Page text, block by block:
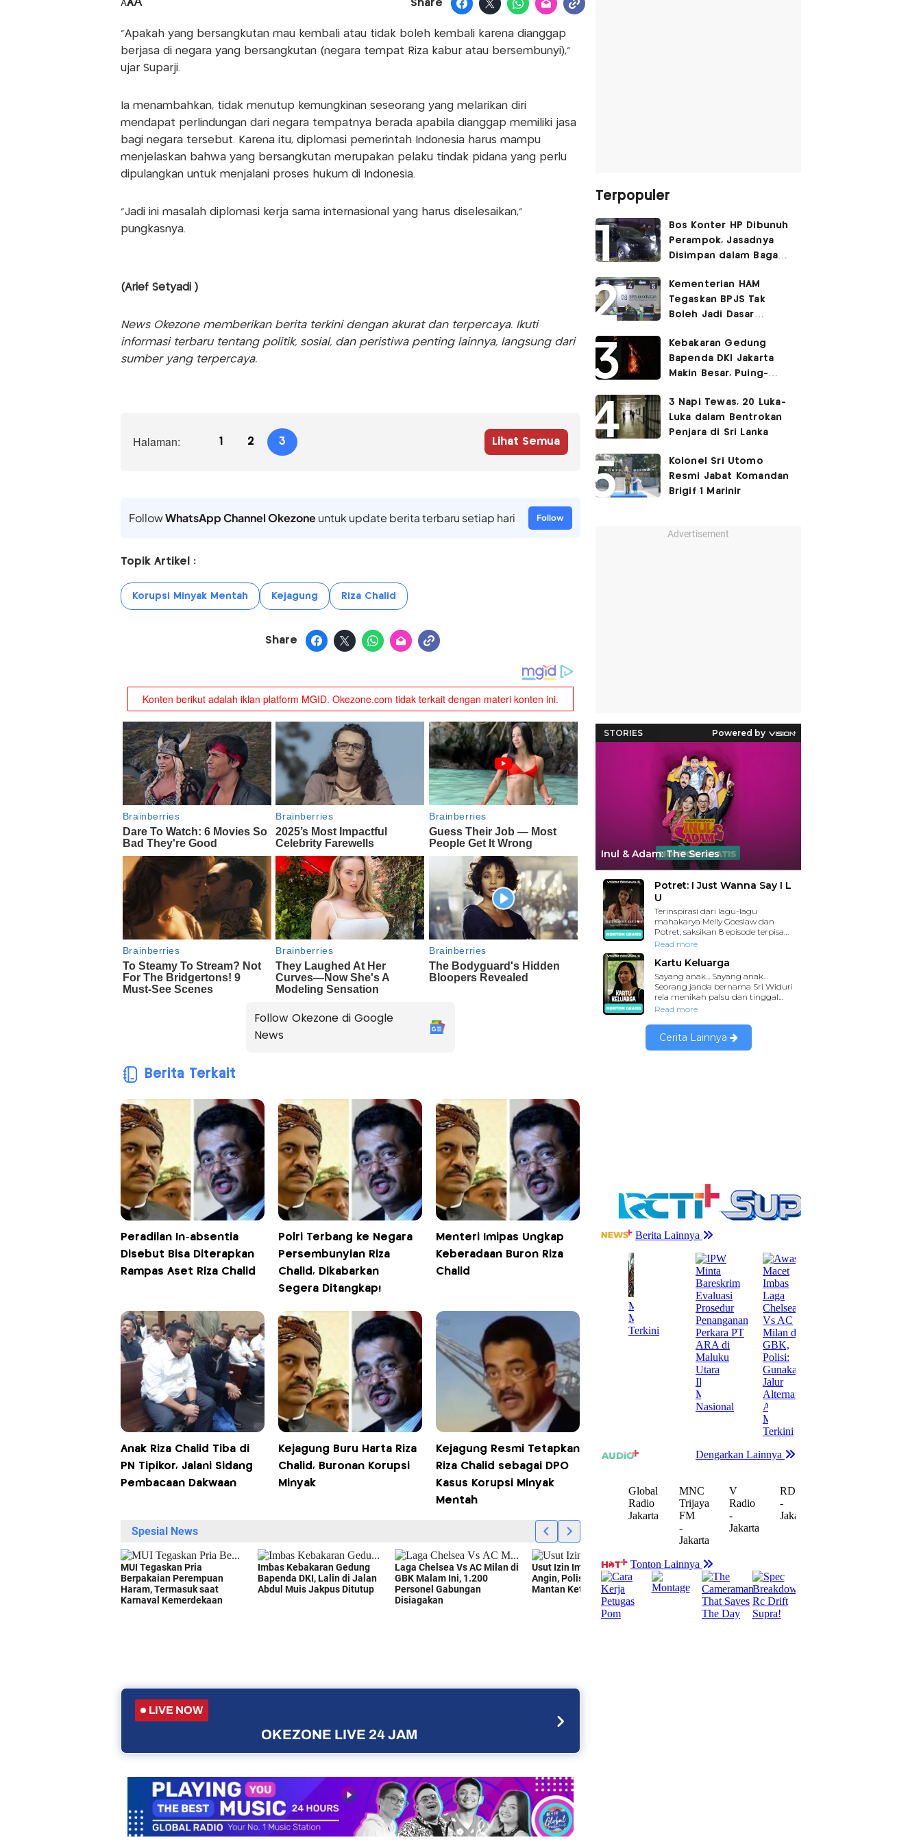
AA Share
“Apakah yang bersangkutan mau kembali atau tidak boleh kembali karena dianggap
berjasa di negara yang bersangkutan (negara tempat Riza kabur atau bersembunyi),"
ujar Suparji.
Ia menambahkan, tidak menutup kemungkinan seseorang yang melarikan diri
mendapat perlindungan dari negara tempatnya berada apabila dianggap memiliki jasa
bagi negara tersebut. Karena itu, diplomasi pemerintah Indonesia harus mampu
menjelaskan bahwa yang bersangkutan merupakan pelaku tindak pidana yang perlu
dipulangkan untuk menjalani proses hukum di Indonesia.
“Jadi ini masalah diplomasi kerja sama internasional yang harus diselesaikan,”
pungkasnya.
(Arief Setyadi )
News Okezone memberikan berita terkini dengan akurat dan terpercaya. Ikuti
informasi terbaru tentang politik, sosial, dan peristiwa penting lainnya, langsung dari
sumber yang terpercaya.
Halaman: 1 2 3 Lihat Semua
FollowWhatsApp Channel Okezoneuntuk update berita terbaru setiap hari Follow
Topik Artikel :
Korupsi Minyak Mentah Kejagung Riza Chalid
Share
Follow Okezone di Google
News
Berita Terkait
Peradilan In-absentia
Disebut Bisa Diterapkan
Rampas Aset Riza Chalid
Polri Terbang ke Negara
Persembunyian Riza
Chalid, Dikabarkan
Segera Ditangkap!
Menteri Imipas Ungkap
Keberadaan Buron Riza
Chalid
Anak Riza Chalid Tiba di
PN Tipikor, Jalani Sidang
Pembacaan Dakwaan
Kejagung Buru Harta Riza
Chalid, Buronan Korupsi
Minyak
Kejagung Resmi Tetapkan
Riza Chalid sebagai DPO
Kasus Korupsi Minyak
Mentah
LIVE NOW
OKEZONE LIVE 24 JAM
Terpopuler
Bos Konter HP Dibunuh
Perampok, Jasadnya
Disimpan dalam Bagasi
Kementerian HAM
Tegaskan BPJS Tak
Boleh Jadi Dasar
Layanan Kesehatan
Kebakaran Gedung
Bapenda DKI Jakarta
Makin Besar, Puing-
3 Napi Tewas, 20 Luka-
Luka dalam Bentrokan
Penjara di Sri Lanka
Kolonel Sri Utomo
Resmi Jabat Komandan
Brigif 1 Marinir
Advertisement